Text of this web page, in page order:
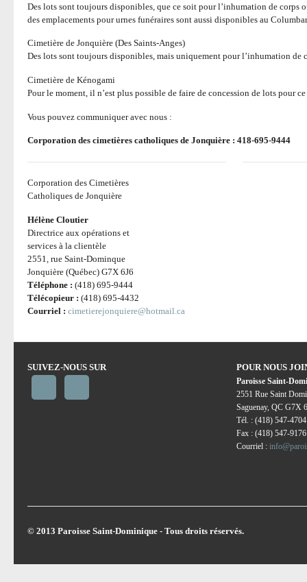
Des lots sont toujours disponibles, que ce soit pour l’inhumation de corps
des emplacements pour urnes funéraires sont aussi disponibles au
Cimetière de Jonquière (Des Saints-Anges)
Des lots sont toujours disponibles, mais uniquement pour l’inhumation de
Cimetière de Kénogami
Pour le moment, il n’est plus possible de faire de concession de lots pour
Vous pouvez communiquer avec nous :
Corporation des cimetières catholiques de Jonquière : 418-695-9444
Corporation des Cimetières
Catholiques de Jonquière
Hélène Cloutier
Directrice aux opérations et
services à la clientèle
2551, rue Saint-Dominque
Jonquière (Québec) G7X 6J6
Téléphone : (418) 695-9444
Télécopieur : (418) 695-4432
Courriel : cimetierejonquiere@hotmail.ca
SUIVEZ-NOUS SUR POUR NOUS
Paroisse Saint-
2551 Rue Saint
Saguenay, QC G7X
Tél. : (418) 547-
Fax : (418) 547-9176
Courriel :
© 2013 Paroisse Saint-Dominique - Tous droits réservés.